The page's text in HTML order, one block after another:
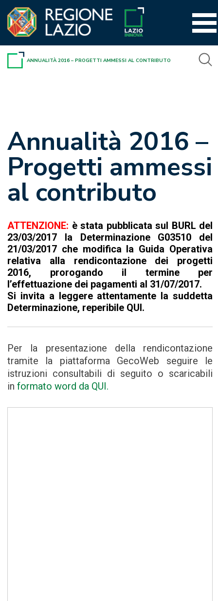
contenuto
ANNUALITÀ 2016 – PROGETTI AMMESSI AL CONTRIBUTO
Annualità 2016 –
Progetti ammessi
al contributo
ATTENZIONE: è stata pubblicata sul BURL del
23/03/2017 la Determinazione G03510 del
21/03/2017 che modifica la Guida Operativa
relativa alla rendicontazione dei progetti
2016, prorogando il termine per
l’effettuazione dei pagamenti al 31/07/2017.
Si invita a leggere attentamente la suddetta
Determinazione, reperibile QUI.
Per la presentazione della rendicontazione
tramite la piattaforma GecoWeb seguire le
istruzioni consultabili di seguito o scaricabili
in formato word da QUI.